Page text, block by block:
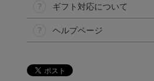
ギフト対応について
ヘルプページ